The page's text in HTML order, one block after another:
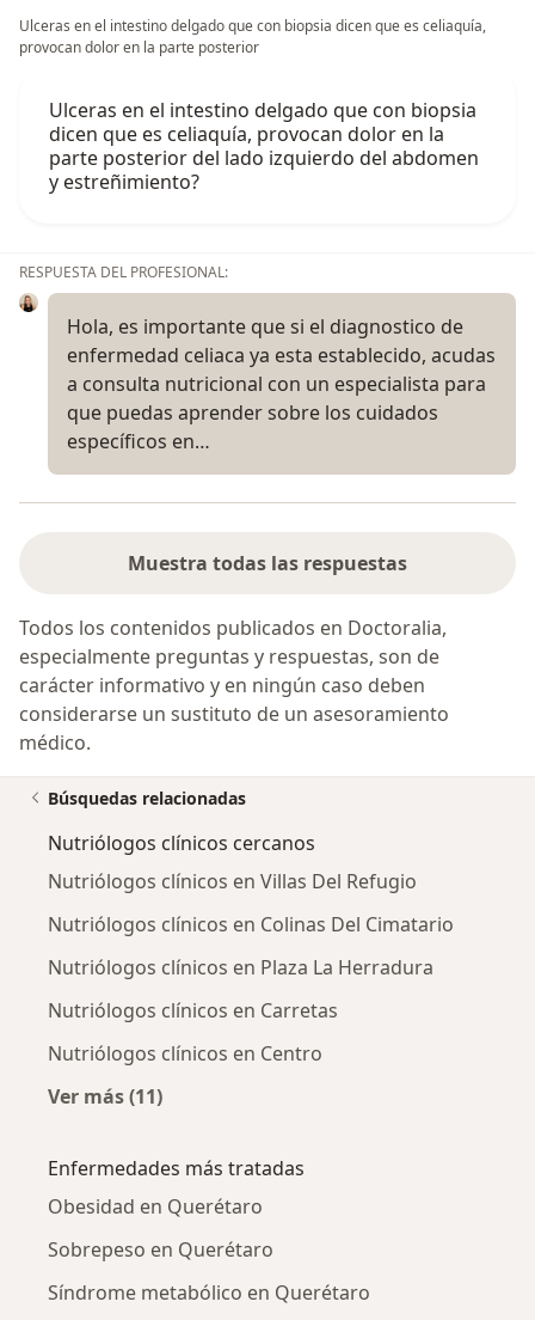
Ulceras en el intestino delgado que con biopsia dicen que es celiaquía,
provocan dolor en la parte posterior
Ulceras en el intestino delgado que con biopsia
dicen que es celiaquía, provocan dolor en la
parte posterior del lado izquierdo del abdomen
y estreñimiento?
RESPUESTA DEL PROFESIONAL:
Hola, es importante que si el diagnostico de
enfermedad celiaca ya esta establecido, acudas
a consulta nutricional con un especialista para
que puedas aprender sobre los cuidados
específicos en…
Muestra todas las respuestas
Todos los contenidos publicados en Doctoralia,
especialmente preguntas y respuestas, son de
carácter informativo y en ningún caso deben
considerarse un sustituto de un asesoramiento
médico.
Búsquedas relacionadas
Nutriólogos clínicos cercanos
Nutriólogos clínicos en Villas Del Refugio
Nutriólogos clínicos en Colinas Del Cimatario
Nutriólogos clínicos en Plaza La Herradura
Nutriólogos clínicos en Carretas
Nutriólogos clínicos en Centro
Ver más (11)
Enfermedades más tratadas
Obesidad en Querétaro
Sobrepeso en Querétaro
Síndrome metabólico en Querétaro